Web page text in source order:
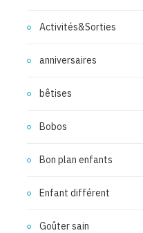
Activités&Sorties
anniversaires
bêtises
Bobos
Bon plan enfants
Enfant différent
Goûter sain